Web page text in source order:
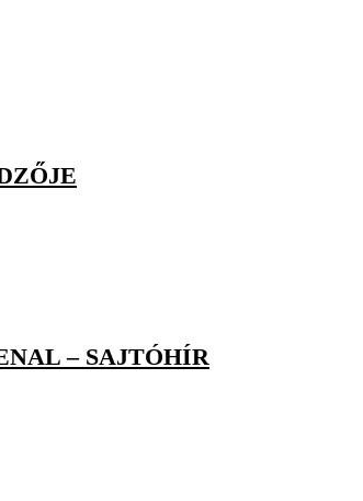
– SAJTÓHÍR